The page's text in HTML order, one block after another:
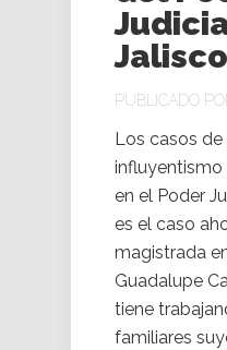
Jalisco
PUBLICADO
Los casos
influyentismo
en el Poder
es el caso
magistrada
Guadalupe
tiene
familiares